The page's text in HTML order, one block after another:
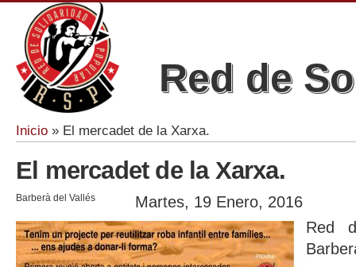
Red de
Se encuentra usted aquí
Inicio » El mercadet de la Xarxa.
El mercadet de la Xarxa.
Barberà del Vallés
Martes, 19 Enero, 2016
Red